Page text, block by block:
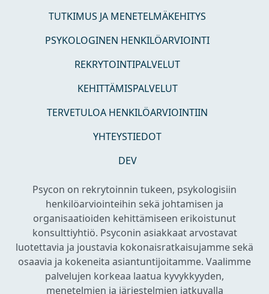
TUTKIMUS JA MENETELMÄKEHITYS
PSYKOLOGINEN HENKILÖARVIOINTI
REKRYTOINTIPALVELUT
KEHITTÄMISPALVELUT
TERVETULOA HENKILÖARVIOINTIIN
YHTEYSTIEDOT
DEV
Psycon on rekrytoinnin tukeen, psykologisiin
henkilöarviointeihin sekä johtamisen ja
organisaatioiden kehittämiseen erikoistunut
konsulttiyhtiö. Psyconin asiakkaat arvostavat
luotettavia ja joustavia kokonaisratkaisujamme sekä
osaavia ja kokeneita asiantuntijoitamme. Vaalimme
palvelujen korkeaa laatua kyvykkyyden,
menetelmien ja järjestelmien jatkuvalla